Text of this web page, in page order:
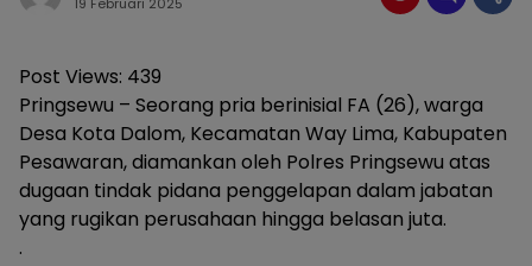
Post Views: 439
Pringsewu – Seorang pria berinisial FA (26), warga
Desa Kota Dalom, Kecamatan Way Lima, Kabupaten
Pesawaran, diamankan oleh Polres Pringsewu atas
dugaan tindak pidana penggelapan dalam jabatan
yang rugikan perusahaan hingga belasan juta.
.